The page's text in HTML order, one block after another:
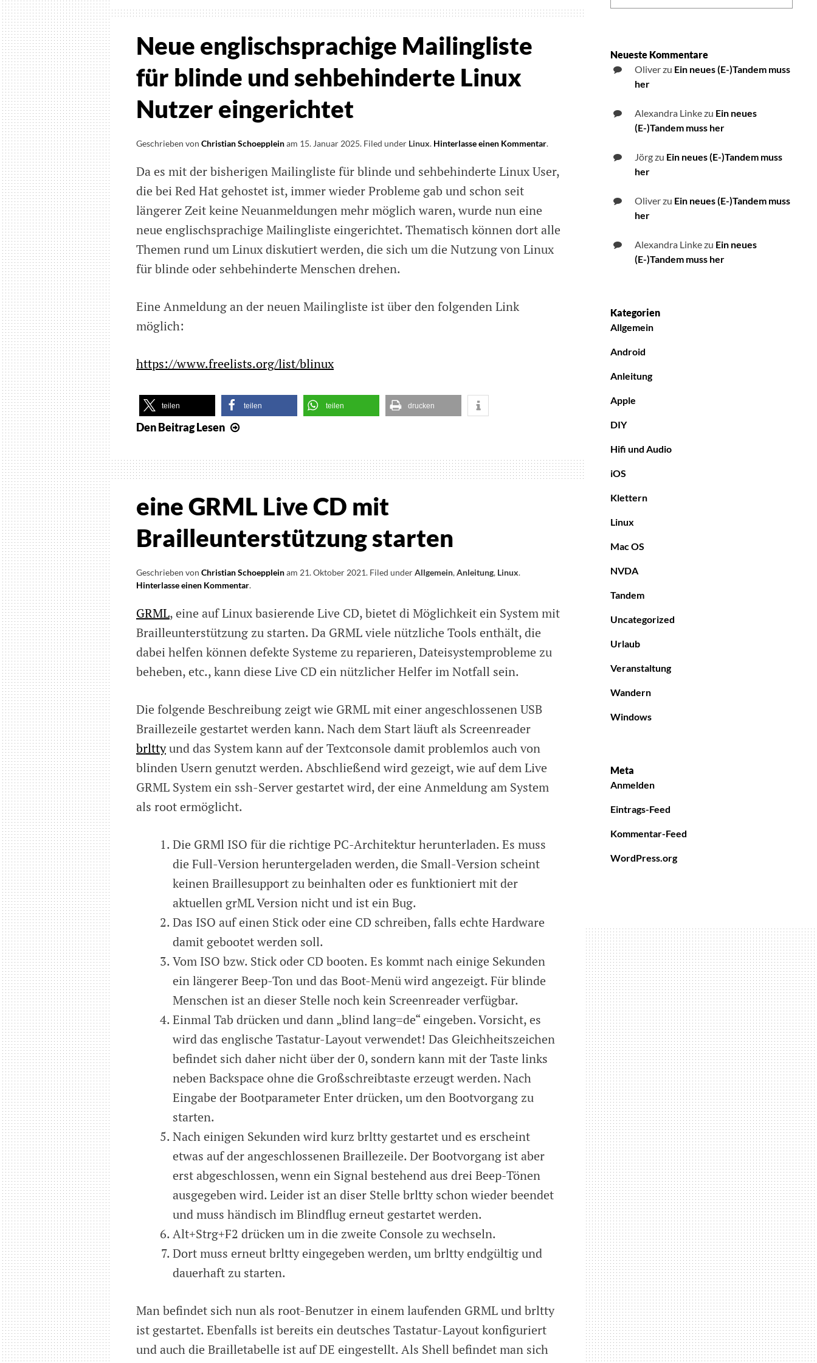
Neue englischsprachige Mailingliste
für blinde und sehbehinderte Linux
Nutzer eingerichtet
Geschrieben von Christian Schoeppleinam 15. Januar 2025. Filed under Linux. Hinterlasse einen Kommentaron
englischsprachige
Mailingliste
sehbehinderte
Linux
.
Da es mit der bisherigen Mailingliste für blinde und sehbehinderte Linux User,
die bei Red Hat gehostet ist, immer wieder Probleme gab und schon seit
längerer Zeit keine Neuanmeldungen mehr möglich waren, wurde nun eine
neue englischsprachige Mailingliste eingerichtet. Thematisch können dort alle
Themen rund um Linux diskutiert werden, die sich um die Nutzung von Linux
für blinde oder sehbehinderte Menschen drehen.
Eine Anmeldung an der neuen Mailingliste ist über den folgenden Link
möglich:
https://www.freelists.org/list/blinux
teilen teilen teilen drucken
Den BeitragLesen
Mailingliste
für
und
Linux
eingerichtet
eine GRML Live CD mit
Brailleunterstützung starten
Geschrieben von Christian Schoeppleinam 21. Oktober 2021. Filed underAllgemein,Anleitung, Linux.
Hinterlasse einen Kommentaron
GRML
CD
mit
Brailleunterstützung
starten
.
GRML, eine auf Linux basierende Live CD, bietet di Möglichkeit ein System mit
Brailleunterstützung zu starten. Da GRML viele nützliche Tools enthält, die
dabei helfen können defekte Systeme zu reparieren, Dateisystemprobleme zu
beheben, etc., kann diese Live CD ein nützlicher Helfer im Notfall sein.
Die folgende Beschreibung zeigt wie GRML mit einer angeschlossenen USB
Braillezeile gestartet werden kann. Nach dem Start läuft als Screenreader
brlttyund das System kann auf der Textconsole damit problemlos auch von
blinden Usern genutzt werden. Abschließend wird gezeigt, wie auf dem Live
GRML System ein ssh-Server gestartet wird, der eine Anmeldung am System
als root ermöglicht.
Die GRMl ISO für die richtige PC-Architektur herunterladen. Es muss
die Full-Version heruntergeladen werden, die Small-Version scheint
keinen Braillesupport zu beinhalten oder es funktioniert mit der
aktuellen grML Version nicht und ist ein Bug.
Das ISO auf einen Stick oder eine CD schreiben, falls echte Hardware
damit gebootet werden soll.
Vom ISO bzw. Stick oder CD booten. Es kommt nach einige Sekunden
ein längerer Beep-Ton und das Boot-Menü wird angezeigt. Für blinde
Menschen ist an dieser Stelle noch kein Screenreader verfügbar.
Einmal Tab drücken und dann „blind lang=de“ eingeben. Vorsicht, es
wird das englische Tastatur-Layout verwendet! Das Gleichheitszeichen
befindet sich daher nicht über der 0, sondern kann mit der Taste links
neben Backspace ohne die Großschreibtaste erzeugt werden. Nach
Eingabe der Bootparameter Enter drücken, um den Bootvorgang zu
starten.
Nach einigen Sekunden wird kurz brltty gestartet und es erscheint
etwas auf der angeschlossenen Braillezeile. Der Bootvorgang ist aber
erst abgeschlossen, wenn ein Signal bestehend aus drei Beep-Tönen
ausgegeben wird. Leider ist an diser Stelle brltty schon wieder beendet
und muss händisch im Blindflug erneut gestartet werden.
Alt+Strg+F2 drücken um in die zweite Console zu wechseln.
Dort muss erneut brltty eingegeben werden, um brltty endgültig und
dauerhaft zu starten.
Man befindet sich nun als root-Benutzer in einem laufenden GRML und brltty
ist gestartet. Ebenfalls ist bereits ein deutsches Tastatur-Layout konfiguriert
und auch die Brailletabelle ist auf DE eingestellt. Als Shell befindet man sich
Neueste Kommentare
Oliverzu Ein neues (E-)Tandem muss
her
Alexandra Linkezu Ein neues
(E-)Tandem muss her
Jörgzu Ein neues (E-)Tandem muss
her
Oliverzu Ein neues (E-)Tandem muss
her
Alexandra Linkezu Ein neues
(E-)Tandem muss her
Kategorien
Allgemein
Android
Anleitung
Apple
DIY
Hifi und Audio
iOS
Klettern
Linux
Mac OS
NVDA
Tandem
Uncategorized
Urlaub
Veranstaltung
Wandern
Windows
Meta
Anmelden
Eintrags-Feed
Kommentar-Feed
WordPress.org